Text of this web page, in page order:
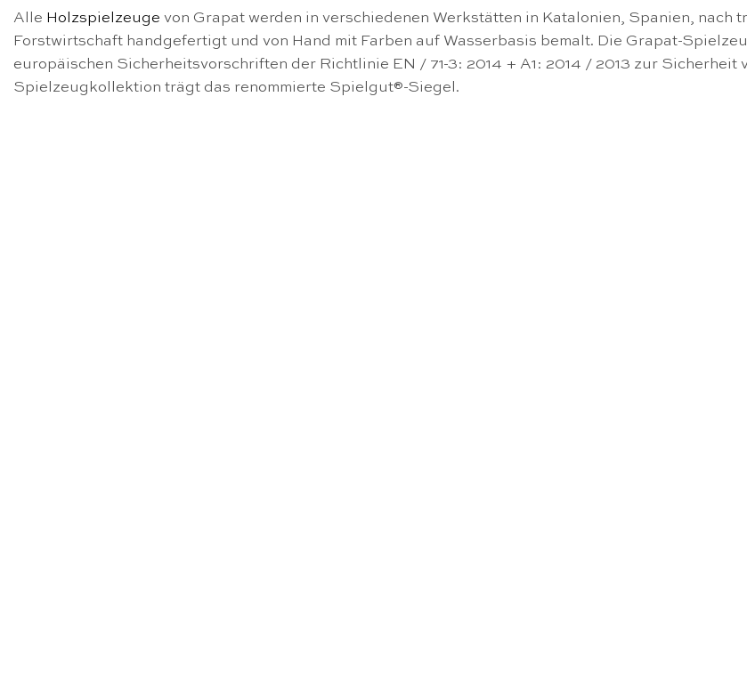
Alle Holzspielzeuge von Grapat werden in verschiedenen Werkstätten in Katalonien, Spanien,
Forstwirtschaft handgefertigt und von Hand mit Farben auf Wasserbasis bemalt. Die Grapat-
europäischen Sicherheitsvorschriften der Richtlinie EN / 71-3: 2014 + A1: 2014 / 2013 zur
Spielzeugkollektion trägt das renommierte Spielgut®-Siegel.